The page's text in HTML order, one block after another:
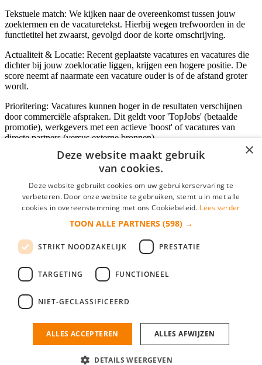
Tekstuele match: We kijken naar de overeenkomst tussen jouw
zoektermen en de vacaturetekst. Hierbij wegen trefwoorden in de
functietitel het zwaarst, gevolgd door de korte omschrijving.
Actualiteit & Locatie: Recent geplaatste vacatures en vacatures die
dichter bij jouw zoeklocatie liggen, krijgen een hogere positie. De
score neemt af naarmate een vacature ouder is of de afstand groter
wordt.
Prioritering: Vacatures kunnen hoger in de resultaten verschijnen
door commerciële afspraken. Dit geldt voor 'TopJobs' (betaalde
promotie), werkgevers met een actieve 'boost' of vacatures van
directe partners (versus externe bronnen).
Inloggen als bedrijf
*
login gegevens onthouden
login
Bedrijf aanmelden
nieuwe collega/werknemer zo gevonden!
×
Deze website maakt gebruik
van cookies.
Deze website gebruikt cookies om uw gebruikerservaring te
verbeteren. Door onze website te gebruiken, stemt u in met alle
cookies in overeenstemming met ons Cookiebeleid. Lees verder
TOON ALLE PARTNERS (598) →
STRIKT NOODZAKELIJK PRESTATIE
TARGETING FUNCTIONEEL
NIET-GECLASSIFICEERD
ALLES ACCEPTEREN ALLES AFWIJZEN
DETAILS WEERGEVEN